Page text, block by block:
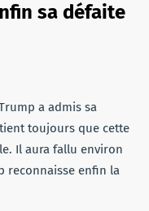
sa défaite
a admis sa
toujours que cette
Il aura fallu environ
reconnaisse enfin la